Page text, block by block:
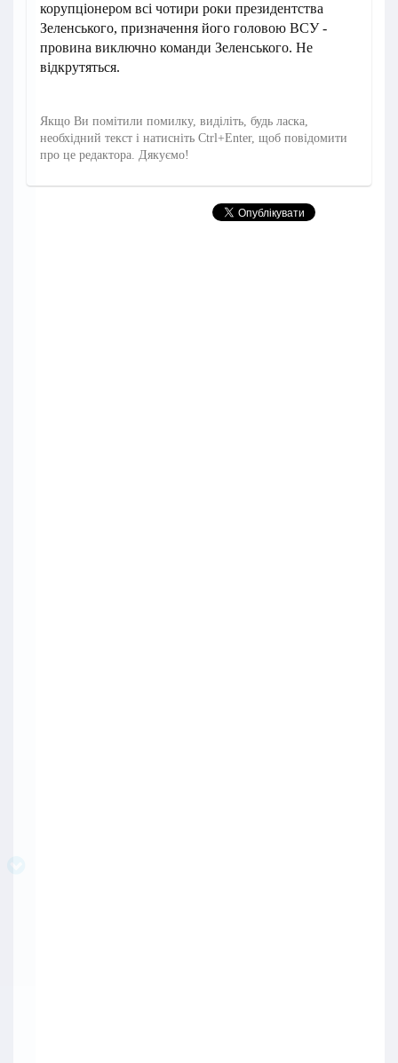
корупціонером всі чотири роки президентства
Зеленського, призначення його головою ВСУ -
провина виключно команди Зеленського. Не
відкрутяться.
Якщо Ви помітили помилку, виділіть, будь ласка,
необхідний текст і натисніть Ctrl+Enter, щоб повідомити
про це редактора. Дякуємо!